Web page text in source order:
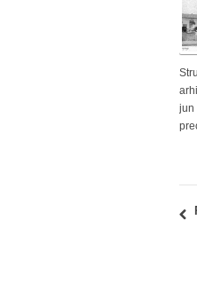
jun